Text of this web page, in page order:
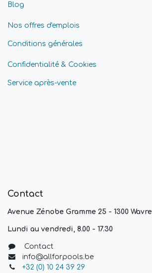
Blog
Nos offres d'emplois
Conditions générales
Confidentialité & Cookies
Service après-vente
Contact
Avenue Zénobe Gramme 25 - 1300 Wavre
Lundi au vendredi, 8.00 - 17.30
Contact
info@allforpools.be
+32 (0) 10 24 39 29